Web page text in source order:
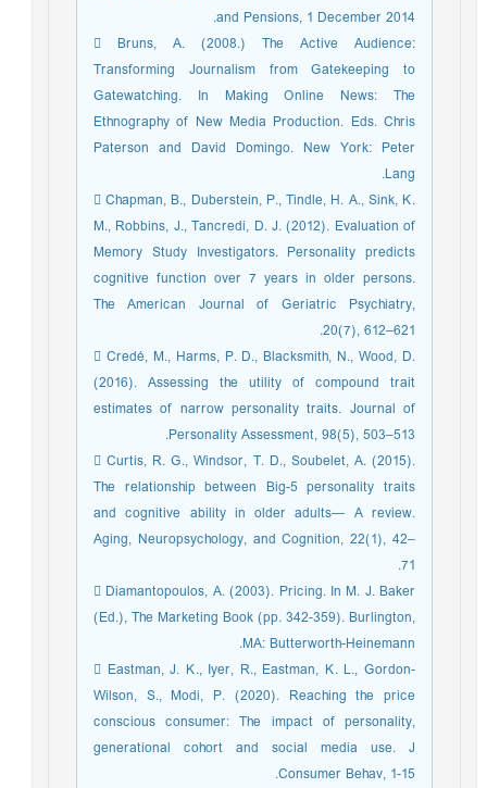
and Pensions, 1 December 2014.
 Bruns, A. (2008.) The Active Audience:
Transforming Journalism from Gatekeeping to
Gatewatching. In Making Online News: The
Ethnography of New Media Production. Eds. Chris
Paterson and David Domingo. New York: Peter
Lang.
 Chapman, B., Duberstein, P., Tindle, H. A., Sink, K.
M., Robbins, J., Tancredi, D. J. (2012). Evaluation of
Memory Study Investigators. Personality predicts
cognitive function over 7 years in older persons.
The American Journal of Geriatric Psychiatry,
20(7), 612–621.
 Credé, M., Harms, P. D., Blacksmith, N., Wood, D.
(2016). Assessing the utility of compound trait
estimates of narrow personality traits. Journal of
Personality Assessment, 98(5), 503–513.
 Curtis, R. G., Windsor, T. D., Soubelet, A. (2015).
The relationship between Big-5 personality traits
and cognitive ability in older adults— A review.
Aging, Neuropsychology, and Cognition, 22(1), 42–
71.
 Diamantopoulos, A. (2003). Pricing. In M. J. Baker
(Ed.), The Marketing Book (pp. 342-359). Burlington,
MA: Butterworth-Heinemann.
 Eastman, J. K., Iyer, R., Eastman, K. L., Gordon-
Wilson, S., Modi, P. (2020). Reaching the price
conscious consumer: The impact of personality,
generational cohort and social media use. J
Consumer Behav, 1-15.